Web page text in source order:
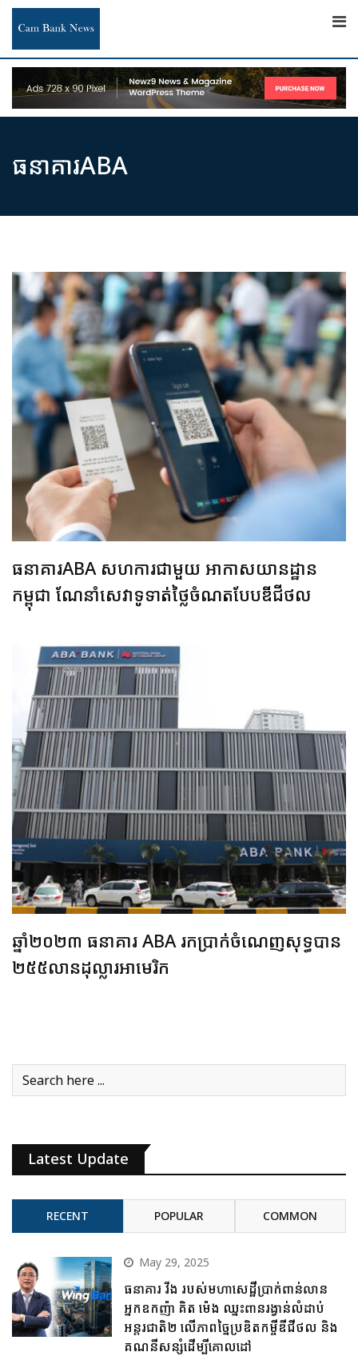
Skip
content
ធនាគារ​ABA
ធនាគារABA សហការជាមួយ អាកាសយានដ្ឋាន
កម្ពុជា ណែនាំសេវាទូទាត់​ថ្លៃ​ចំណត​បែប​ឌីជី​ថ​​ល
ឆ្នាំ​២០២៣ ធនាគារ​ ABA រក​ប្រាក់​ចំណេញសុទ្ធ​​បាន​
២៥៥លានដុល្លារ​អាមេរិក​
Latest Update
RECENT POPULAR COMMON
May 29, 2025
ធនាគារ វីង របស់មហាសេដ្ឋីប្រាក់ពាន់លាន
អ្នកឧកញ៉ា គិត ម៉េង ឈ្នះពានរង្វាន់លំដាប់
អន្តរជាតិ២ លើភាពច្នៃប្រឌិតកម្ចីឌីជីថល និង
គណនីសន្សំដើម្បីគោលដៅ